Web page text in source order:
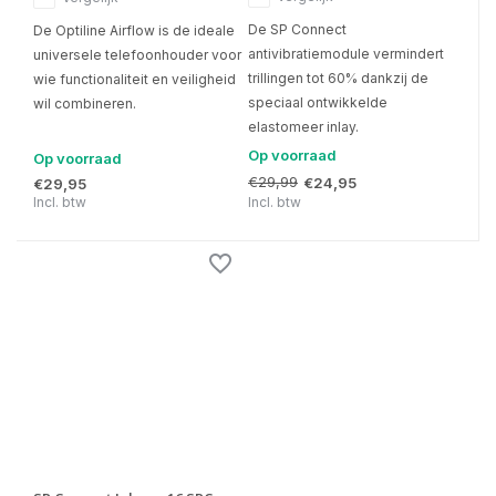
De Optiline Airflow is de ideale
universele telefoonhouder voor
wie functionaliteit en veiligheid
wil combineren.
Op voorraad
€29,95
Incl. btw
De SP Connect
antivibratiemodule vermindert
trillingen tot 60% dankzij de
speciaal ontwikkelde
elastomeer inlay.
Op voorraad
€29,99 €24,95
Incl. btw